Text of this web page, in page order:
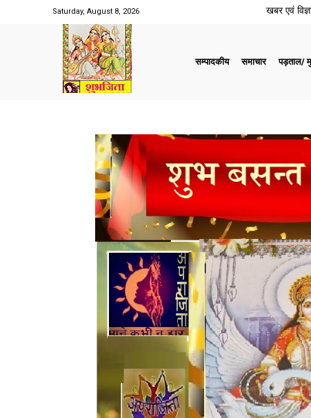
Saturday, August 8, 2026 खबर एवं
सम्पादकीय समाचार पड़ताल/